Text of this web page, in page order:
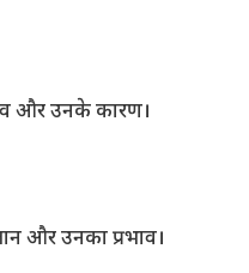
और उनके कारण।
और उनका प्रभाव।